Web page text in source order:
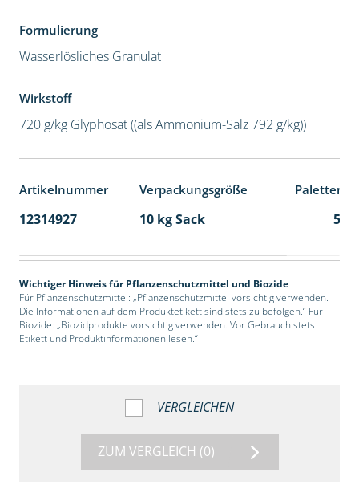
Formulierung
Wasserlösliches Granulat
Wirkstoff
720 g/kg Glyphosat ((als Ammonium-Salz 792 g/kg))
Artikelnummer Verpackungsgröße
12314927 10 kg Sack 55
Wichtiger Hinweis für Pflanzenschutzmittel und Biozide
Für Pflanzenschutzmittel: „Pflanzenschutzmittel vorsichtig verwenden.
Die Informationen auf dem Produktetikett sind stets zu befolgen.“ Für
Biozide: „Biozidprodukte vorsichtig verwenden. Vor Gebrauch stets
Etikett und Produktinformationen lesen.“
VERGLEICHEN
ZUM VERGLEICH (0)